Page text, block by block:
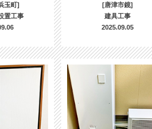
玉町]
置工事
[唐津市鏡]
建具工事
2025.09.05